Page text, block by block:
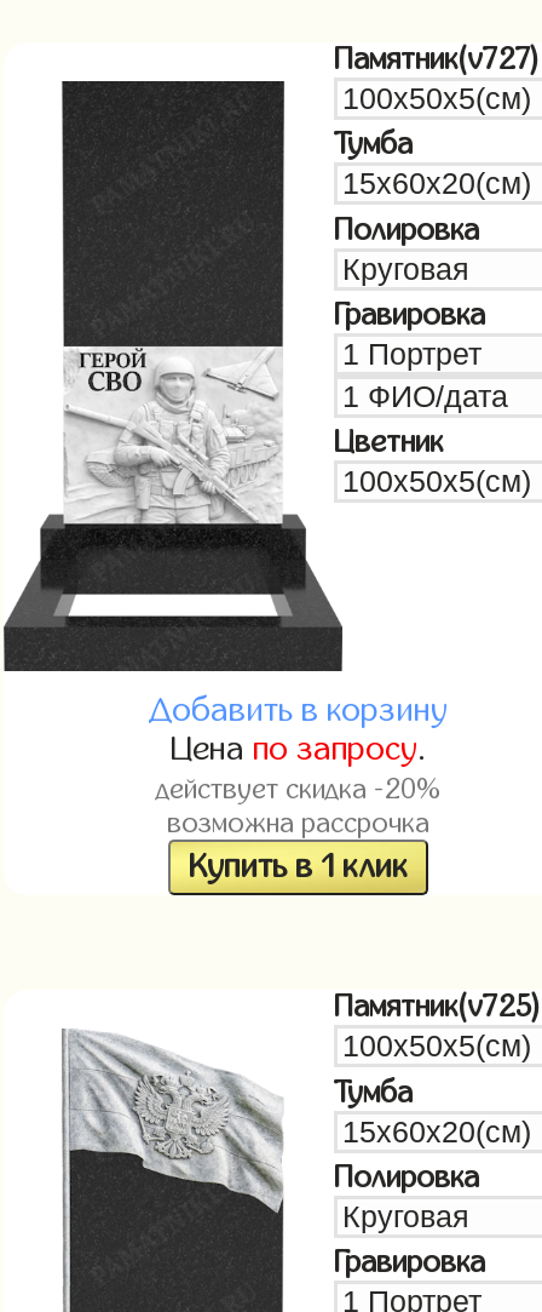
Памятник(v727)
Тумба
Полировка
Гравировка
Цветник
Добавить в корзину
Цена по запросу.
действует скидка -20%
возможна рассрочка
Купить в 1 клик
Памятник(v725)
Тумба
Полировка
Гравировка